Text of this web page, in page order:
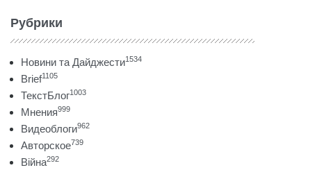
Рубрики
Новини та Дайджести1534
Brief1105
ТекстБлог1003
Мнения999
Видеоблоги962
Авторское739
Війна292